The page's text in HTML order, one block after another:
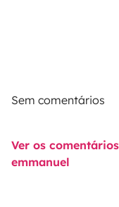
Sem comentários
Ver os
emmanuel